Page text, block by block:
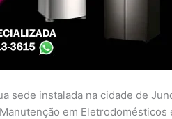
sede instalada na cidade de
em